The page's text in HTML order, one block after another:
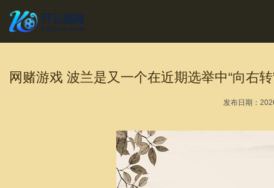
网赌游戏 波兰是又一个在近期选举中“向右
发布日期：